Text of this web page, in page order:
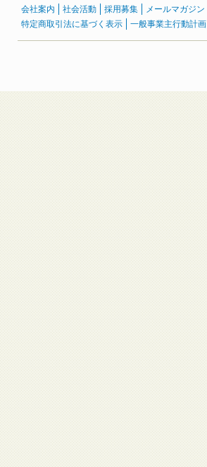
会社案内 社会活動 採用募集 メールマガジン
特定商取引法に基づく表示
一般事業主行動計画